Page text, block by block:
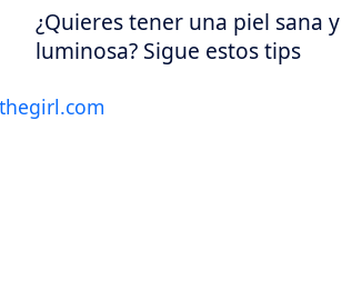
¿Quieres tener una piel sana y
luminosa? Sigue estos tips